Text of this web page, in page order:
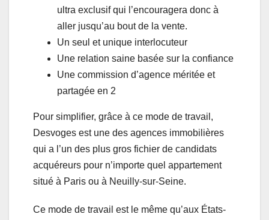
ultra exclusif qui l’encouragera donc à
aller jusqu’au bout de la vente.
Un seul et unique interlocuteur
Une relation saine basée sur la confiance
Une commission d’agence méritée et
partagée en 2
Pour simplifier, grâce à ce mode de travail,
Desvoges est une des agences immobilières
qui a l’un des plus gros fichier de candidats
acquéreurs pour n’importe quel appartement
situé à Paris ou à Neuilly-sur-Seine.
Ce mode de travail est le même qu’aux États-